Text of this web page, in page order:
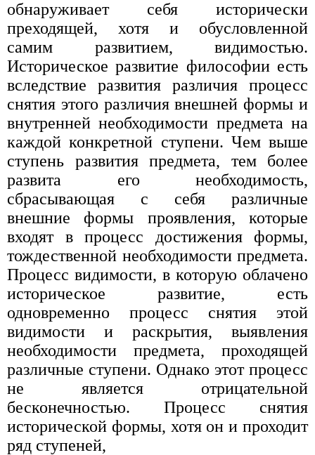
обнаруживает себя исторически
преходящей, хотя и обусловленной
самим развитием, видимостью.
Историческое развитие философии есть
вследствие развития различия процесс
снятия этого различия внешней формы и
внутренней необходимости предмета на
каждой конкретной ступени. Чем выше
ступень развития предмета, тем более
развита его необходимость,
сбрасывающая с себя различные
внешние формы проявления, которые
входят в процесс достижения формы,
тождественной необходимости предмета.
Процесс видимости, в которую облачено
историческое развитие, есть
одновременно процесс снятия этой
видимости и раскрытия, выявления
необходимости предмета, проходящей
различные ступени. Однако этот процесс
не является отрицательной
бесконечностью. Процесс снятия
исторической формы, хотя он и проходит
ряд ступеней,